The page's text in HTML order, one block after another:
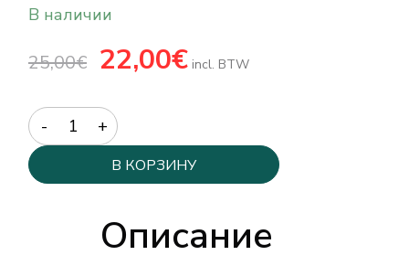
В наличии
25,00€
Первоначальная
цена
22,00€Текущая
цена:
incl. BTW
Quantity
В КОРЗИНУ
Описание